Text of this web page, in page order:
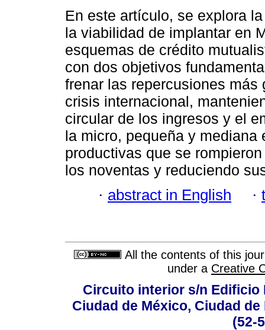
En este artículo, se explora
la viabilidad de implantar en
esquemas de crédito
con dos objetivos
frenar las repercusiones más
crisis internacional,
circular de los ingresos y el
la micro, pequeña y
productivas que se
los noventas y reduciendo
· abstract in English ·
All the contents of this
under a Creative
Circuito interior s/n Edificio
Ciudad de México, Ciudad de
(52-